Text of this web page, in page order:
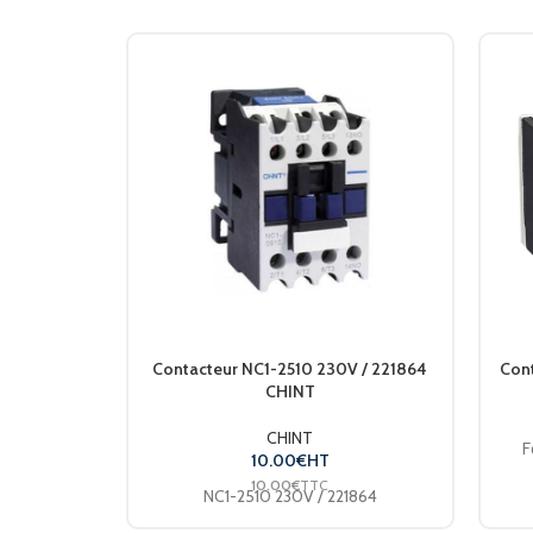
Contacteur NC1-2510 230V / 221864
CHINT
CHINT
10.00€HT
10.00€TTC
NC1-2510 230V / 221864